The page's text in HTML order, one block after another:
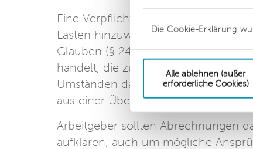
Die Cookie-Erklärung
Alle ablehnen (außer
erforderliche Cookies)
Eine Verpflichtung des
Lasten hinzuweisen, kann sich
Glauben (§ 242 BGB) ergeben,
handelt, die zu einer Überzahlung
Umständen dann auch über die
aus einer Überzahlung geltend
Arbeitgeber sollten Abrechnungen
aufklären, auch um mögliche